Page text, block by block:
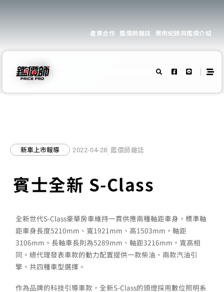
產業合作 鑑價師雜誌 案例紀錄與鑑價介紹
新車上市報導 2022-04-28 鑑價師雜誌
賓士全新 S-Class
全新世代S-Class豪華房車維持一貫供應兩種軸距車身，標準軸
距車身長度5210mm、寬1921mm、高1503mm，軸距
3106mm。長軸車長則為5289mm、軸距3216mm，寬高相
同。總代理發表車款的動力配置提供一款柴油、兩款汽油引
擎，共四種車型選擇。
作為品牌的科技引導車款，全新S-Class的頭燈採用數位照明系